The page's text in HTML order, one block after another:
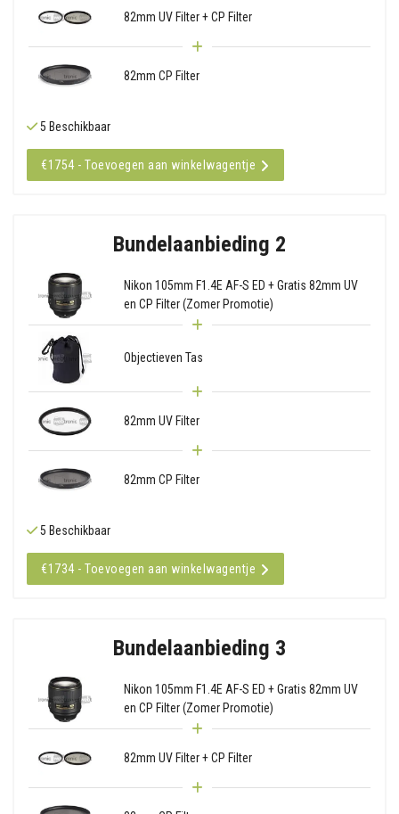
82mm UV Filter + CP Filter
82mm CP Filter
5 Beschikbaar
€1754 - Toevoegen aan winkelwagentje
Bundelaanbieding 2
Nikon 105mm F1.4E AF-S ED + Gratis 82mm UV
en CP Filter (Zomer Promotie)
Objectieven Tas
82mm UV Filter
82mm CP Filter
5 Beschikbaar
€1734 - Toevoegen aan winkelwagentje
Bundelaanbieding 3
Nikon 105mm F1.4E AF-S ED + Gratis 82mm UV
en CP Filter (Zomer Promotie)
82mm UV Filter + CP Filter